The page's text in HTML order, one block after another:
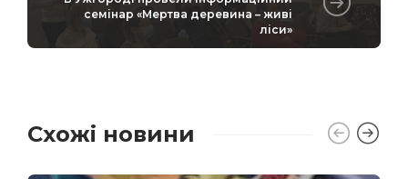
семінар «Мертва деревина – живі
ліси»
Схожі новини